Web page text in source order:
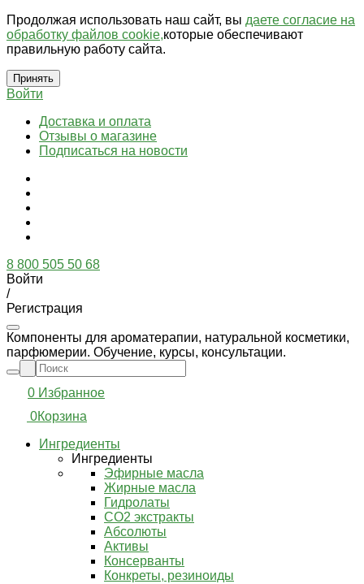
Продолжая использовать наш сайт, вы даете согласие на
обработку файлов cookie,которые обеспечивают
правильную работу сайта.
Принять
Войти
Доставка и оплата
Отзывы о магазине
Подписаться на новости
8 800 505 50 68
Войти
/
Регистрация
Компоненты для ароматерапии, натуральной косметики,
парфюмерии. Обучение, курсы, консультации.
0 Избранное
0Корзина
Ингредиенты
Ингредиенты
Эфирные масла
Жирные масла
Гидролаты
СО2 экстракты
Абсолюты
Активы
Консерванты
Конкреты, резиноиды